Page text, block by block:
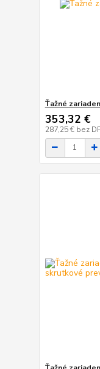
Ťažné
353,32 €
287,25 € bez